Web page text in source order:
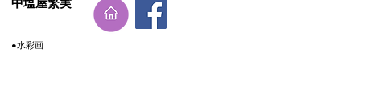
​中塩屋繁実
●水彩画